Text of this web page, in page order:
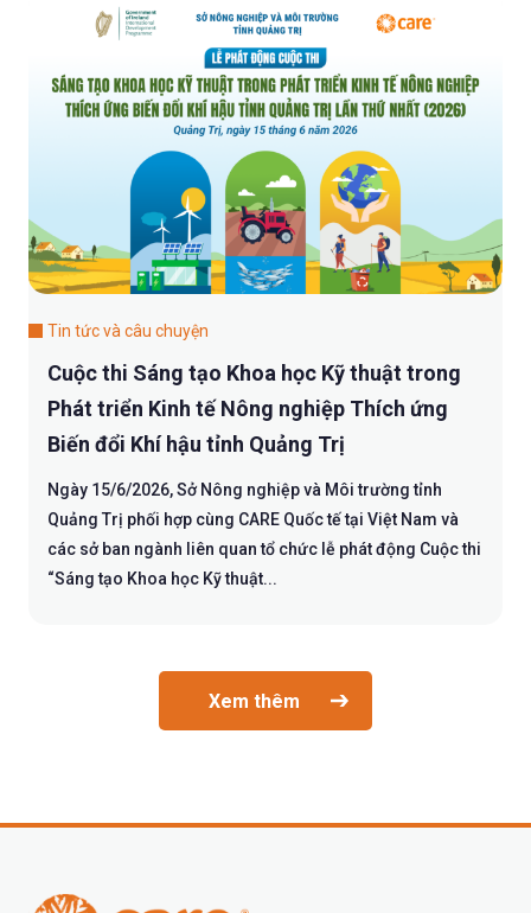
Tin tức và câu chuyện
Cuộc thi Sáng tạo Khoa học Kỹ thuật trong
Phát triển Kinh tế Nông nghiệp Thích ứng
Biến đổi Khí hậu tỉnh Quảng Trị
Ngày 15/6/2026, Sở Nông nghiệp và Môi trường tỉnh
Quảng Trị phối hợp cùng CARE Quốc tế tại Việt Nam và
các sở ban ngành liên quan tổ chức lễ phát động Cuộc thi
“Sáng tạo Khoa học Kỹ thuật...
Xem thêm